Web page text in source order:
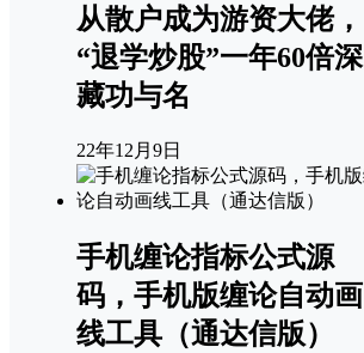
从散户成为游资大佬，
“退学炒股”一年60倍深
藏功与名
22年12月9日
手机缠论指标公式源
码，手机版缠论自动画
线工具（通达信版）